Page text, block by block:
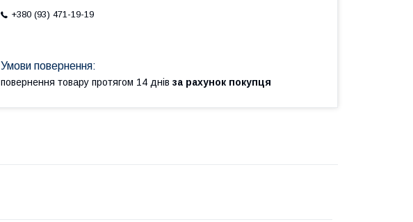
+380 (93) 471-19-19
повернення товару протягом 14 днів за рахунок покупця